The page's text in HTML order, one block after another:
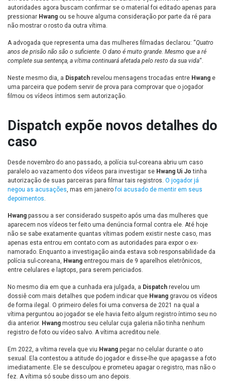
autoridades agora buscam confirmar se o material foi editado apenas para
pressionar Hwang ou se houve alguma consideração por parte da ré para
não mostrar o rosto da outra vítima.
A advogada que representa uma das mulheres filmadas declarou: “Quatro
anos de prisão não são o suficiente. O dano é muito grande. Mesmo que a ré
complete sua sentença, a vítima continuará afetada pelo resto da sua vida“.
Neste mesmo dia, a Dispatch revelou mensagens trocadas entre Hwang e
uma parceira que podem servir de prova para comprovar que o jogador
filmou os vídeos íntimos sem autorização.
Dispatch expõe novos detalhes do
caso
Desde novembro do ano passado, a polícia sul-coreana abriu um caso
paralelo ao vazamento dos vídeos para investigar se Hwang Ui Jo tinha
autorização de suas parceiras para filmar tais registros. O jogador já
negou as acusações, mas em janeirofoi acusado de mentir em seus
depoimentos.
Hwang passou a ser considerado suspeito após uma das mulheres que
aparecem nos vídeos ter feito uma denúncia formal contra ele. Até hoje
não se sabe exatamente quantas vítimas podem existir neste caso, mas
apenas esta entrou em contato com as autoridades para expor o ex-
namorado. Enquanto a investigação ainda estava sob responsabilidade da
polícia sul-coreana, Hwang entregou mais de 9 aparelhos eletrônicos,
entre celulares e laptops, para serem periciados.
No mesmo dia em que a cunhada era julgada, a Dispatch revelou um
dossiê com mais detalhes que podem indicar que Hwang gravou os vídeos
de forma ilegal. O primeiro deles foi uma conversa de 2021 na qual a
vítima perguntou ao jogador se ele havia feito algum registro íntimo seu no
dia anterior. Hwang mostrou seu celular cuja galeria não tinha nenhum
registro de foto ou vídeo salvo. A vítima acreditou nele.
Em 2022, a vítima revela que viu Hwang pegar no celular durante o ato
sexual. Ela contestou a atitude do jogador e disse-lhe que apagasse a foto
imediatamente. Ele se desculpou e prometeu apagar o registro, mas não o
fez. A vítima só soube disso um ano depois.